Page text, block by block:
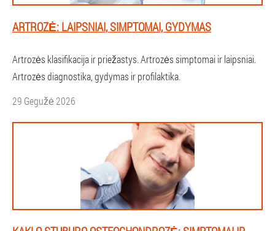
ARTROZĖ: LAIPSNIAI, SIMPTOMAI, GYDYMAS
Artrozės klasifikacija ir priežastys. Artrozės simptomai ir laipsniai.
Artrozės diagnostika, gydymas ir profilaktika.
29 Gegužė 2026